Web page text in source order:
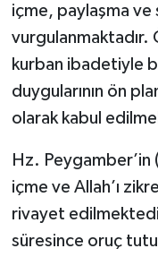
içme, paylaşma
vurgulanmaktadır.
kurban ibadetiyle
duygularının ön
olarak kabul
Hz.
içme ve Allah’ı
rivayet
süresince oruç